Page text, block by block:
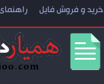
خرید و فروش فایل